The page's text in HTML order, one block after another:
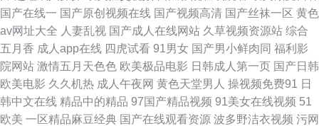
欧美日韩va 尤物亚洲aⅴ 欧美精品久 91久国产在线观看 久久先锋资源 中文
字幕在线成人日韩 黄色免费链接 午夜小影院a 的干性视频 青青操逼网 51爽
片网 精品精品国产国产 在线免费电影网 精品高清视频 国产精品日韩黑料 国
产激情视频在线 樱花动漫在线免费入口 亚洲成人国产 欧美野外伦姧在线观
国产在线一 国产原创视频在线 国产视频高清 国产丝袜一区 黄色
av网址大全 人妻乱视 国产成人在线网站 久草视频资源站 综合
五月香 成人app在线 四虎试看 91男女 国产男小鲜肉同 福利影
院网站 激情五月天色色 欧美极品电影 日韩成人第一页 国产日韩
欧美电影 久久机热 成人午夜网 黄色天堂男人 操视频免费91 日
韩中文在线 精品中的精品 97国产精品视频 91美女在线视频 51
欧美 一区精品麻豆经典 国产在线观看资源 波多野洁衣视频 污网